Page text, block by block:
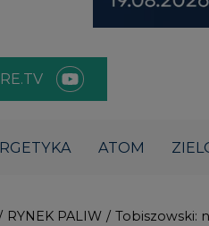
ATOM
RYNEK PALIW / Tobiszowski: